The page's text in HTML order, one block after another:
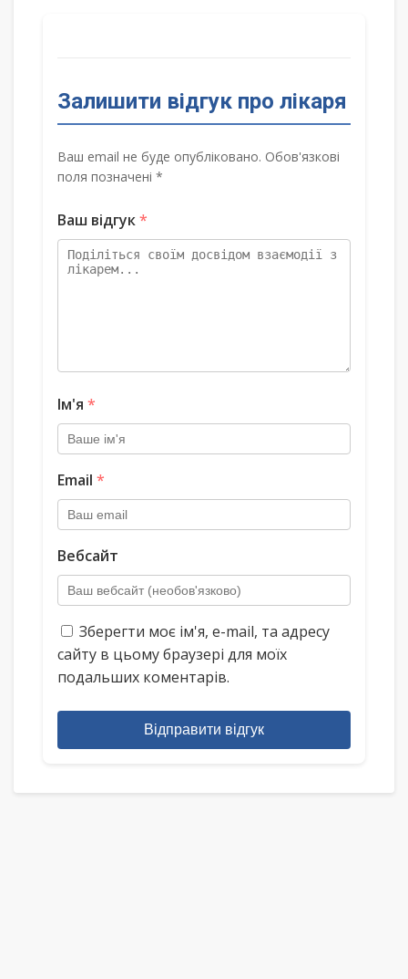
Залишити відгук про лікаря
Ваш email не буде опубліковано. Обов'язкові
поля позначені *
Ваш відгук*
Ім'я *
Email *
Вебсайт
Зберегти моє ім'я, e-mail, та адресу
сайту в цьому браузері для моїх
подальших коментарів.
Відправити відгук